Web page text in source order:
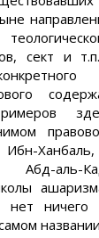
сект и
Ханбаль,
аль-
ничего